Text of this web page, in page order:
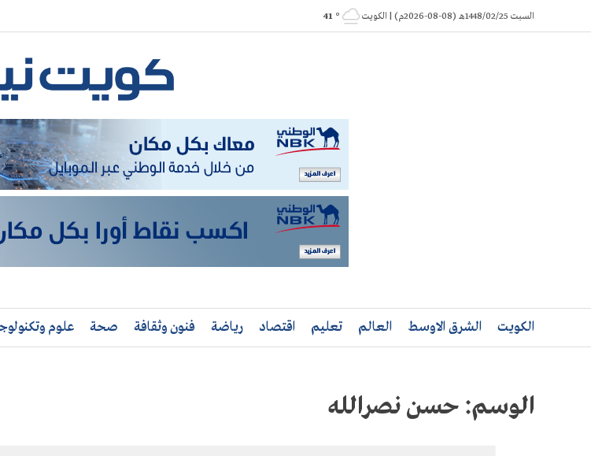
to
السبت 1448/02/25هـ (08-08-2026م) | الكويت ° 41
الكويت الشرق الاوسط العالم تعليم اقتصاد رياضة فنون وثقافة صحة علوم
الوسم: حسن نصرالله